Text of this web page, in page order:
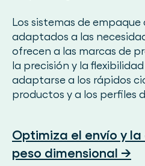
Los sistemas de
adaptados a las
ofrecen a las marcas de
la precisión y la
adaptarse a los rápidos
productos y a los perfiles
Optimiza el envío y
peso dimensional →